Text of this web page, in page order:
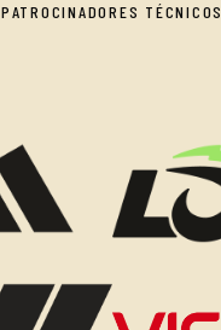
PATROCINADORES TÉCNICOS